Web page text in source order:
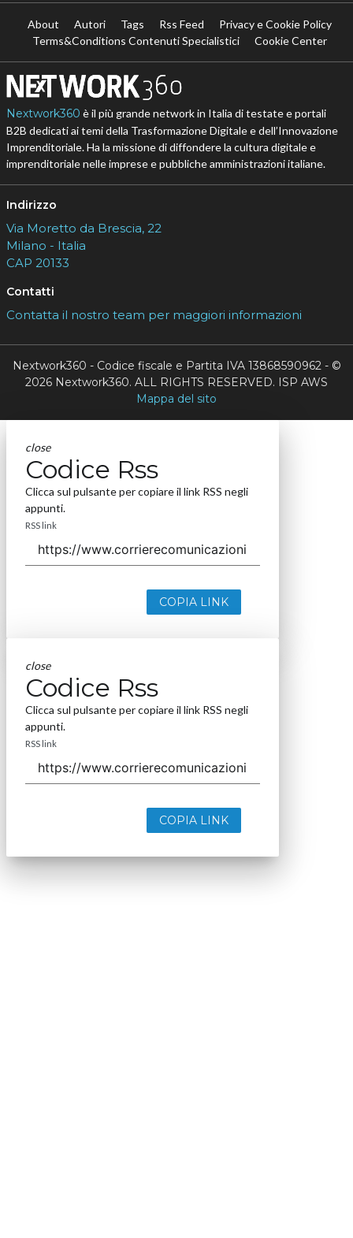
About Autori Tags Rss Feed
Privacy e Cookie Policy
Terms&Conditions Contenuti Specialistici
Cookie Center
Nextwork360 è il più grande network in Italia di testate e portali
B2B dedicati ai temi della Trasformazione Digitale e dell’Innovazione
Imprenditoriale. Ha la missione di diffondere la cultura digitale e
imprenditoriale nelle imprese e pubbliche amministrazioni italiane.
Indirizzo
Via Moretto da Brescia, 22
Milano - Italia
CAP 20133
Contatti
Contatta il nostro team per maggiori informazioni
Nextwork360 - Codice fiscale e Partita IVA 13868590962 - ©
2026 Nextwork360. ALL RIGHTS RESERVED. ISP AWS
Mappa del sito
close
Codice Rss
Clicca sul pulsante per copiare il link RSS negli
appunti.
RSS link
COPIA LINK
close
Codice Rss
Clicca sul pulsante per copiare il link RSS negli
appunti.
RSS link
COPIA LINK